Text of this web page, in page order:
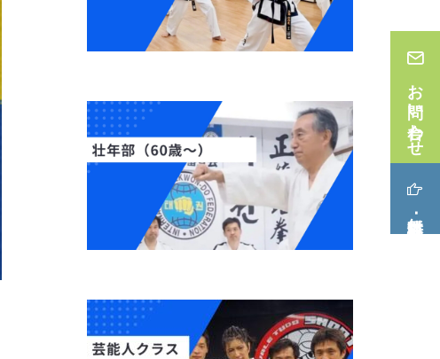
お問い合わせ
無料体験･見学